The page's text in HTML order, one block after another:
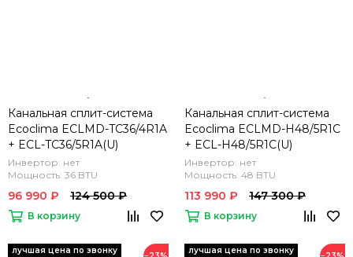
Канальная сплит-система
Ecoclima ECLMD-TC36/4R1A
+ ECL-TC36/5R1A(U)
Инвертор: нет
Мощность: 36 BTU
96 990 ₽ 124 500 ₽
В корзину
Канальная сплит-система
Ecoclima ECLMD-H48/5R1C
+ ECL-H48/5R1C(U)
Инвертор: нет
Мощность: 48 BTU
113 990 ₽ 147 300 ₽
В корзину